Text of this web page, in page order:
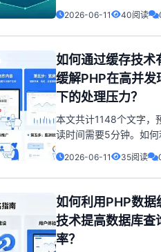
内存的PHP数据缓存方
随互联网的飞速发展，
为了网站和Web应用开
种广泛使用的编程语言
于PHP的动态性和灵活
在数据处理方面的性能
逐步显现。刨析基于内
2026-06-11 40阅读
如何通过缓存技术
缓解PHP在高并发
下的处理压力？
本文共计1148个文字，
读时间需要5分钟。如何
缓存技术解决PHP高并
问题+由于互联网的迅猛
展，如今天津的网站和
序面临着日益增长的并
量。当面对大量用户同
一个PHP网站时，传统
脚本执行方式可能会遇
2026-06-11 35阅读
如何利用PHP数据
技术提高数据库查
率？